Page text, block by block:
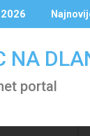
NA
portal